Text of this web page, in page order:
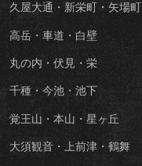
久屋大通・新栄町・矢場町
高岳・車道・白壁
丸の内・伏見・栄
千種・今池・池下
覚王山・本山・星ヶ丘
大須観音・上前津・鶴舞